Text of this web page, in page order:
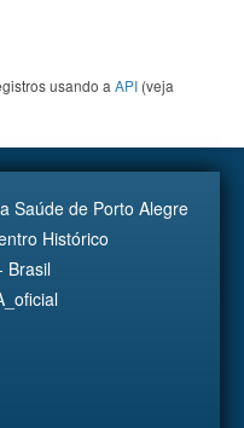
usando a API (veja
Saúde de Porto Alegre
Histórico
Brasil